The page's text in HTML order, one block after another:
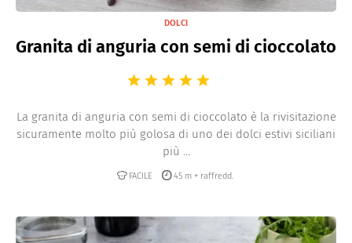
DOLCI
Granita di anguria con semi di cioccolato
La granita di anguria con semi di cioccolato è la rivisitazione
sicuramente molto più golosa di uno dei dolci estivi siciliani
più ...
FACILE 45 m + raffredd.